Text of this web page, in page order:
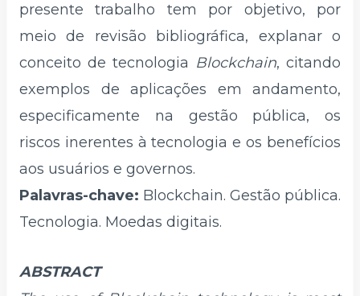
presente trabalho tem por objetivo, por
meio de revisão bibliográfica, explanar o
conceito de tecnologia Blockchain, citando
exemplos de aplicações em andamento,
especificamente na gestão pública, os
riscos inerentes à tecnologia e os benefícios
aos usuários e governos.
Palavras-chave: Blockchain. Gestão pública.
Tecnologia. Moedas digitais.
ABSTRACT